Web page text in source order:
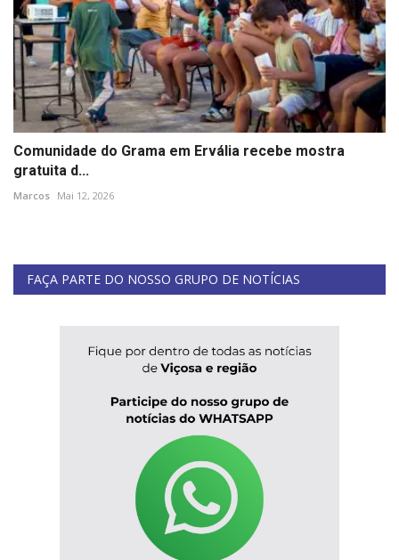
Comunidade do Grama em Ervália recebe mostra
gratuita d...
Marcos Mai 12, 2026
FAÇA PARTE DO NOSSO GRUPO DE NOTÍCIAS